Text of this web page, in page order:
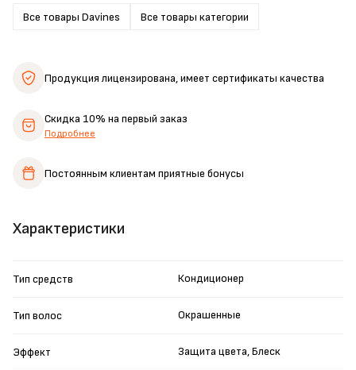
Все товары Davines Все товары категории
Характеристики
Тип средств Кондиционер
Тип волос Окрашенные
Эффект Защита цвета, Блеск
Продукция лицензирована,имеет сертификаты качества
Скидка 10% на первый заказ
Подробнее
Постоянным клиентам приятные бонусы